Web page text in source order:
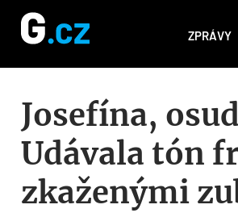
ZPRÁVY
Josefína,
Udávala tón
zkaženými